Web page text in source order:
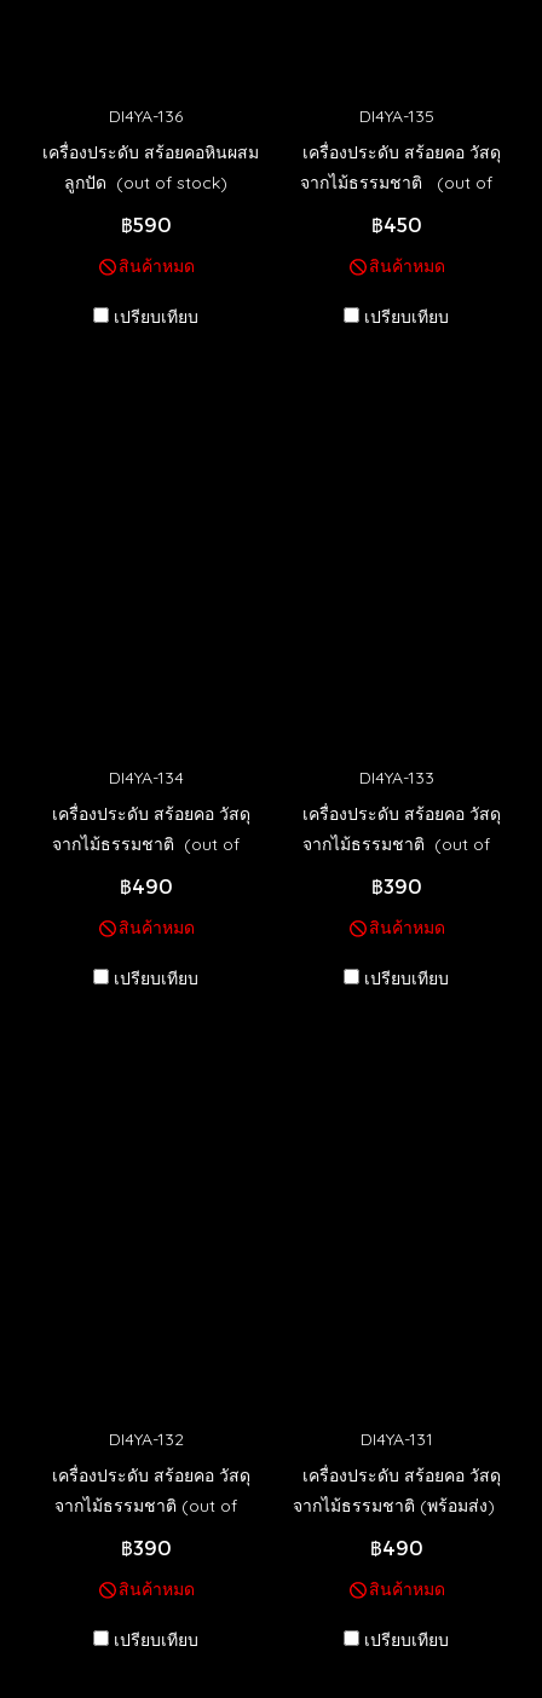
DI4YA-136
เครื่องประดับ สร้อยคอหินผสม
ลูกปัด (out of stock)
฿590
สินค้าหมด
เปรียบเทียบ
DI4YA-135
เครื่องประดับ สร้อยคอ วัสดุ
จากไม้ธรรมชาติ (out of
stock)
฿450
สินค้าหมด
เปรียบเทียบ
DI4YA-134
เครื่องประดับ สร้อยคอ วัสดุ
จากไม้ธรรมชาติ (out of
stock)
฿490
สินค้าหมด
เปรียบเทียบ
DI4YA-133
เครื่องประดับ สร้อยคอ วัสดุ
จากไม้ธรรมชาติ (out of
stock)
฿390
สินค้าหมด
เปรียบเทียบ
DI4YA-132
เครื่องประดับ สร้อยคอ วัสดุ
จากไม้ธรรมชาติ (out of
stock)
฿390
สินค้าหมด
เปรียบเทียบ
DI4YA-131
เครื่องประดับ สร้อยคอ วัสดุ
จากไม้ธรรมชาติ (พร้อมส่ง)
฿490
สินค้าหมด
เปรียบเทียบ